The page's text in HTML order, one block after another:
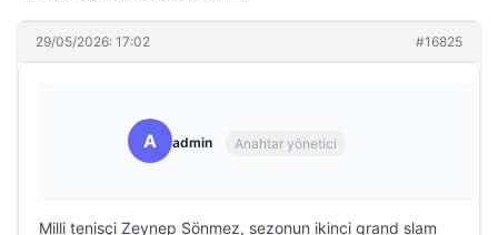
29/05/2026: 17:02 #16825
A admin Anahtar yönetici
Milli tenisçi Zeynep Sönmez, sezonun ikinci grand slam